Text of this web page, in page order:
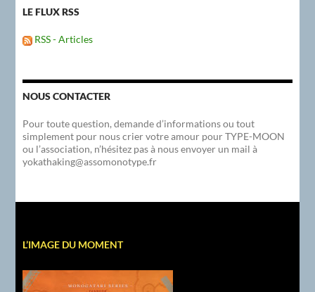
LE FLUX RSS
RSS - Articles
NOUS CONTACTER
Pour toute question, demande d’informations ou tout
simplement pour nous crier votre amour pour TYPE-MOON
ou l’association, n’hésitez pas à nous envoyer un mail à
yokathaking@assomonotype.fr
L’IMAGE DU MOMENT